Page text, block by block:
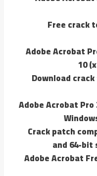
Free crack
Adobe Acrobat
10
Download
Adobe Acrobat Pro
Crack patch
and 64-
Adobe Acrobat